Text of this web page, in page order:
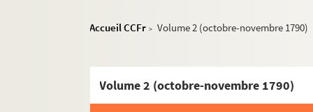
Accueil CCFr > Volume 2 (octobre-novembre 1790)
Volume 2 (octobre-novembre 1790)